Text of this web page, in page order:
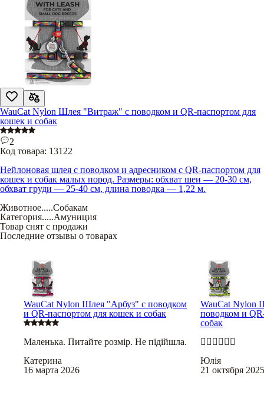
WauCat Nylon Шлея "Витраж" с поводком и QR-паспортом для
кошек и собак
2
Код товара: 13122
Нейлоновая шлея с поводком и адресником с QR-паспортом для
кошек и собак малых пород. Размеры: обхват шеи — 20-30 см,
обхват груди — 25-40 см, длина поводка — 1,22 м.
Животное.....Собакам
Категория.....Амуниция
Товар снят с продажи
Последние отзывы о товарах
WauCat Nylon Шлея "Арбуз" с поводком
и QR-паспортом для кошек и собак
Маленька. Питайте розмір. Не підійшла.
Катерина
16 марта 2026
WauCat Nylon
поводком и
собак
👌🏼👌🏼👌🏼
Юлія
21 октября 2025